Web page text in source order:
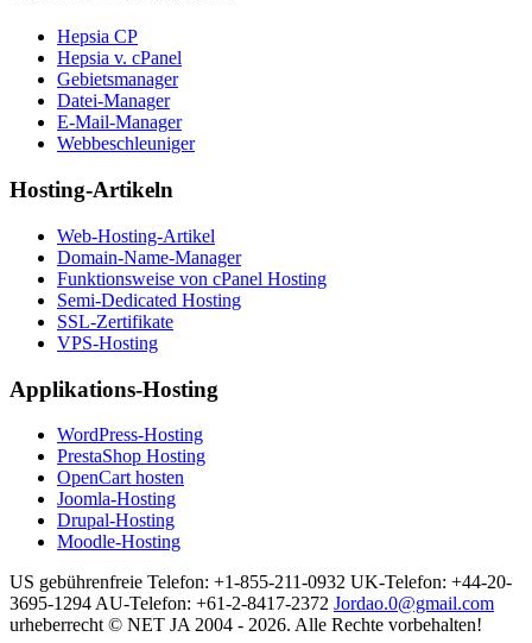
Hepsia CP
Hepsia v. cPanel
Gebietsmanager
Datei-Manager
E-Mail-Manager
Webbeschleuniger
Hosting-Artikeln
Web-Hosting-Artikel
Domain-Name-Manager
Funktionsweise von cPanel Hosting
Semi-Dedicated Hosting
SSL-Zertifikate
VPS-Hosting
Applikations-Hosting
WordPress-Hosting
PrestaShop Hosting
OpenCart hosten
Joomla-Hosting
Drupal-Hosting
Moodle-Hosting
US gebührenfreie Telefon: +1-855-211-0932 UK-Telefon: +44-20-
3695-1294 AU-Telefon: +61-2-8417-2372 Jordao.0@gmail.com
urheberrecht © NET JA 2004 - 2026. Alle Rechte vorbehalten!